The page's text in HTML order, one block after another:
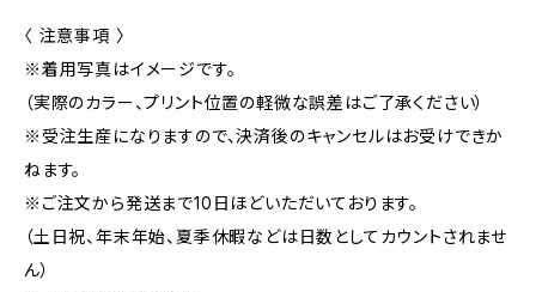
〈 注意事項 〉
※着用写真はイメージです。
（実際のカラー、プリント位置の軽微な誤差はご了承ください）
※受注生産になりますので、決済後のキャンセルはお受けできか
ねます。
※ご注文から発送まで10日ほどいただいております。
（土日祝、年末年始、夏季休暇などは日数としてカウントされませ
ん）